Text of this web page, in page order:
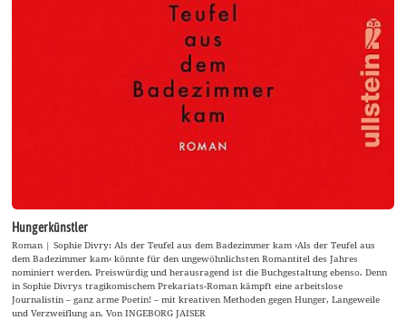
Hungerkünstler
Roman | Sophie Divry: Als der Teufel aus dem Badezimmer kam ›Als der Teufel aus
dem Badezimmer kam‹ könnte für den ungewöhnlichsten Romantitel des Jahres
nominiert werden. Preiswürdig und herausragend ist die Buchgestaltung ebenso. Denn
in Sophie Divrys tragikomischem Prekariats-Roman kämpft eine arbeitslose
Journalistin – ganz arme Poetin! – mit kreativen Methoden gegen Hunger, Langeweile
und Verzweiflung an. Von INGEBORG JAISER